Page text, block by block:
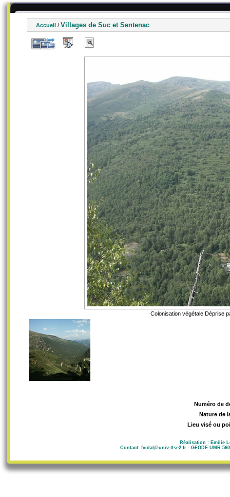
Accueil / Villages de Suc et Sentenac
Colonisation végétale Déprise
Numéro de
Nature de
Lieu visé ou
Réalisation : Emilie
Contact: fvidal@univ-tlse2.fr- GEODE UMR